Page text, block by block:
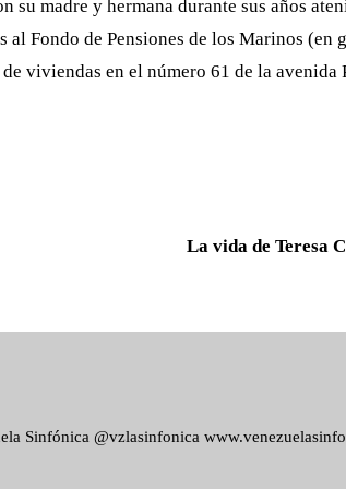
madre y hermana durante sus años
Fondo de Pensiones de los Marinos (en
viviendas en el número 61 de la
La vida de Teresa
Sinfónica @vzlasinfonica